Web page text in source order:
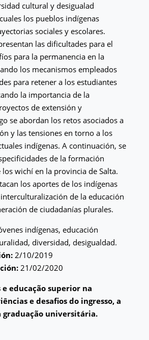
cultural y desigualad
los pueblos indígenas
sociales y escolares.
las dificultades para el
para la permanencia en la
los mecanismos empleados
para retener a los estudiantes
la importancia de la
de extensión y
se abordan los retos asociados a
y las tensiones en torno a los
indígenas. A continuación, se
de la formación
wichí en la provincia de Salta.
los aportes de los indígenas
de la educación
de ciudadanías plurales.
indígenas, educación
diversidad, desigualdad.
2/10/2019
21/02/2020
e educação superior na
e desafios do ingresso, a
graduação universitária.